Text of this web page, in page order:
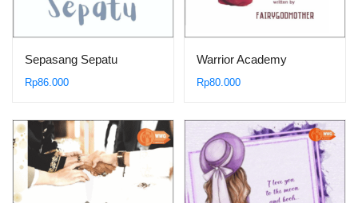
Sepasang Sepatu
Rp86.000
Warrior Academy
Rp80.000